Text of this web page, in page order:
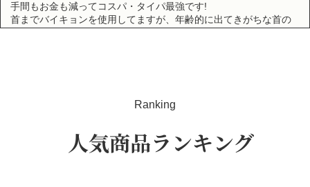
手間もお金も減ってコスパ・タイパ最強です!
首までバイキョンを使用してますが、年齢的に出てきがちな首の
少しお休みして別の導入美容液などを使っていましたが、久々の
リピート。お高いですが、やはりいいと実感しました。
Ranking
人気商品ランキング